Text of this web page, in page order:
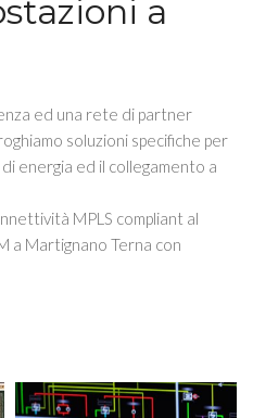
a
ed una rete di partner
soluzioni specifiche per
energia ed il collegamento a
MPLS compliant al
a Martignano Terna con